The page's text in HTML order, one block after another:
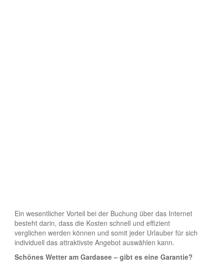
Ein wesentlicher Vorteil bei der Buchung über das Internet
besteht darin, dass die Kosten schnell und effizient
verglichen werden können und somit jeder Urlauber für sich
individuell das attraktivste Angebot auswählen kann.
Schönes Wetter am Gardasee – gibt es eine Garantie?